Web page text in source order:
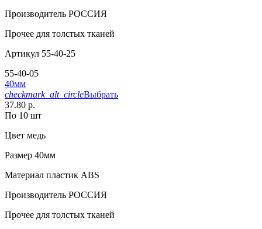
Производитель РОССИЯ
Прочее для толстых тканей
Артикул 55-40-25
55-40-05
40мм
checkmark_alt_circleВыбрать
37.80 р.
По 10 шт
Цвет медь
Размер 40мм
Материал пластик АВS
Производитель РОССИЯ
Прочее для толстых тканей